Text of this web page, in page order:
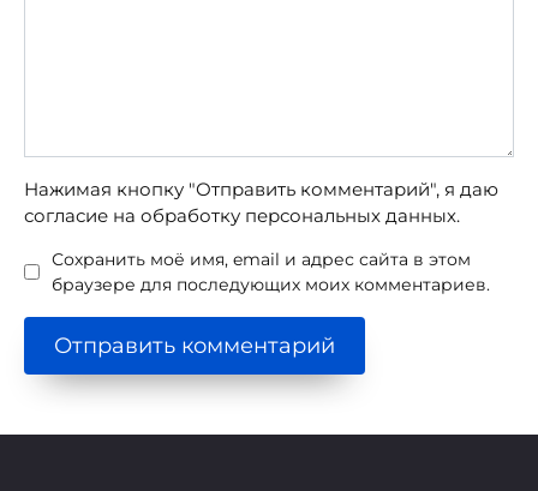
Нажимая кнопку "Отправить комментарий", я даю
согласие на обработку персональных данных.
Сохранить моё имя, email и адрес сайта в этом
браузере для последующих моих комментариев.